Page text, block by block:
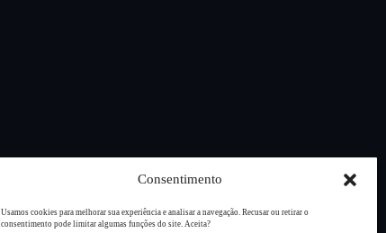
Consentimento
Usamos cookies para melhorar sua experiência e analisar a navegação. Recusar ou retirar o
consentimento pode limitar algumas funções do site. Aceita?